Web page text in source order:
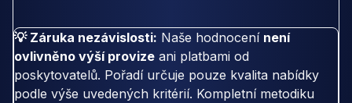
💡 Záruka nezávislosti: Naše hodnocení není
ovlivněno výší provize ani platbami od
poskytovatelů. Pořadí určuje pouze kvalita nabídky
podle výše uvedených kritérií. Kompletní metodiku